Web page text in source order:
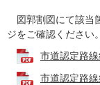
図郭割図にて該当
ジをご確認ください。
市道認定路
市道認定路